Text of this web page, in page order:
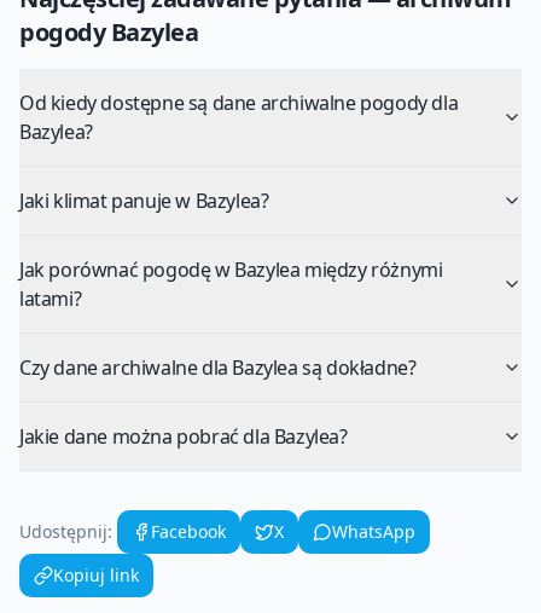
pogodyBazylea
Od kiedy dostępne są dane archiwalne pogody dla
Bazylea?
Jaki klimat panuje w Bazylea?
Jak porównać pogodę w Bazylea między różnymi
latami?
Czy dane archiwalne dla Bazylea są dokładne?
Jakie dane można pobrać dla Bazylea?
Udostępnij: Facebook X
WhatsApp
Kopiuj link